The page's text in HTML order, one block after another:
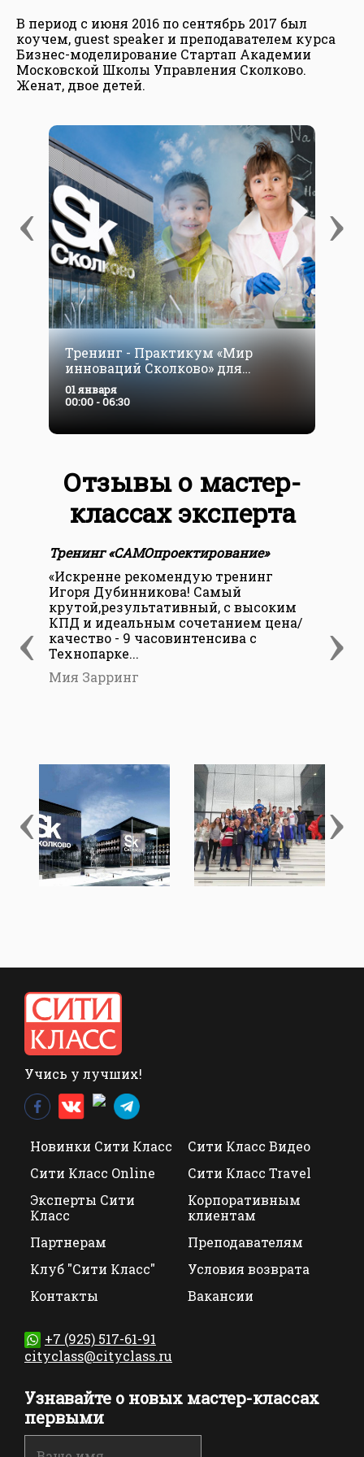
В период с июня 2016 по сентябрь 2017 был
коучем, guest speaker и преподавателем курса
Бизнес-моделирование Стартап Академии
Московской Школы Управления Сколково.
Женат, двое детей.
‹ ›
Тренинг - Практикум «Мир
инноваций Сколково» для
подростков и их родителей. 12+
01 января
00:00 - 06:30
Отзывы о мастер-
классах эксперта
‹ ›
Тренинг «САМОпроектирование»
«Искренне рекомендую тренинг
Игоря Дубинникова! Самый
крутой,результативный, с высоким
КПД и идеальным сочетанием цена/
качество - 9 часовинтенсива с
Технопарке...
Мия Зарринг
‹ ›
Учись у лучших!
Новинки Сити Класс
Сити Класс Видео
Сити Класс Online
Сити Класс Travel
Эксперты Сити
Класс
Корпоративным
клиентам
Партнерам
Преподавателям
Клуб "Сити Класс"
Условия возврата
Контакты
Вакансии
+7 (925) 517-61-91
cityclass@cityclass.ru
Узнавайте о новых мастер-классах
первыми